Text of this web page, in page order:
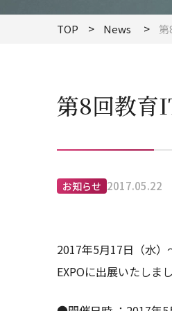
TOP News
第8回教育
お知らせ 2017.05.22
2017年5月17日（水
EXPOに出展いたしまし